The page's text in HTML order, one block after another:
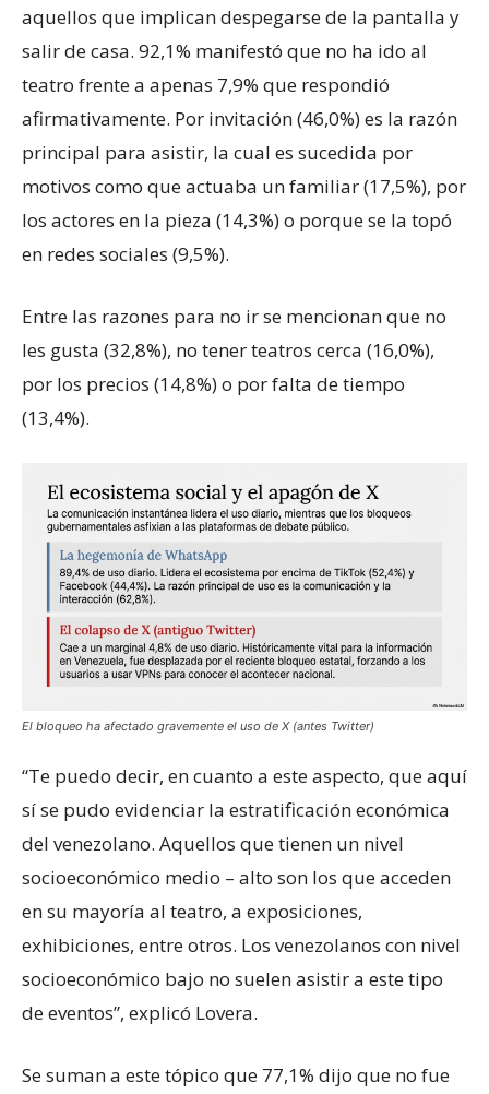
aquellos que implican despegarse de la pantalla y
salir de casa. 92,1% manifestó que no ha ido al
teatro frente a apenas 7,9% que respondió
afirmativamente. Por invitación (46,0%) es la razón
principal para asistir, la cual es sucedida por
motivos como que actuaba un familiar (17,5%), por
los actores en la pieza (14,3%) o porque se la topó
en redes sociales (9,5%).
Entre las razones para no ir se mencionan que no
les gusta (32,8%), no tener teatros cerca (16,0%),
por los precios (14,8%) o por falta de tiempo
(13,4%).
El bloqueo ha afectado gravemente el uso de X (antes Twitter)
“Te puedo decir, en cuanto a este aspecto, que aquí
sí se pudo evidenciar la estratificación económica
del venezolano. Aquellos que tienen un nivel
socioeconómico medio – alto son los que acceden
en su mayoría al teatro, a exposiciones,
exhibiciones, entre otros. Los venezolanos con nivel
socioeconómico bajo no suelen asistir a este tipo
de eventos”, explicó Lovera.
Se suman a este tópico que 77,1% dijo que no fue